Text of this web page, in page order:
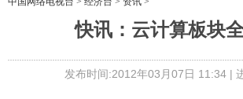
快讯：云计算板块
发布时间:2012年03月07日 11:34 |